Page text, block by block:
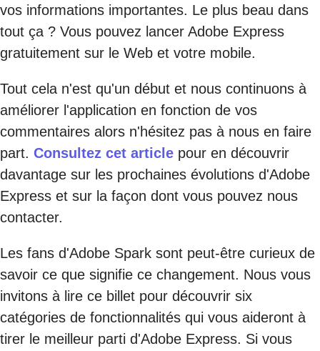
vos informations importantes. Le plus beau dans
tout ça ? Vous pouvez lancer Adobe Express
gratuitement sur le Web et votre mobile.
Tout cela n'est qu'un début et nous continuons à
améliorer l'application en fonction de vos
commentaires alors n'hésitez pas à nous en faire
part. Consultez cet article pour en découvrir
davantage sur les prochaines évolutions d'Adobe
Express et sur la façon dont vous pouvez nous
contacter.
Les fans d'Adobe Spark sont peut-être curieux de
savoir ce que signifie ce changement. Nous vous
invitons à lire ce billet pour découvrir six
catégories de fonctionnalités qui vous aideront à
tirer le meilleur parti d'Adobe Express. Si vous